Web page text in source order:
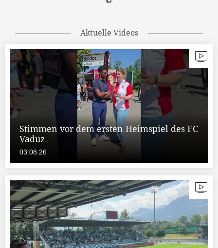
Aktuelle Videos
Stimmen vor dem ersten Heimspiel des FC
Vaduz
03.08.26